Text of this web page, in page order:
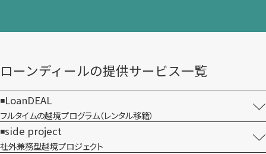
ローンディールの​提供サービス一覧
LoanDEAL
フルタイムの越境プログラム​（レンタル移籍）
side project
社外兼務型​越境プロジェクト